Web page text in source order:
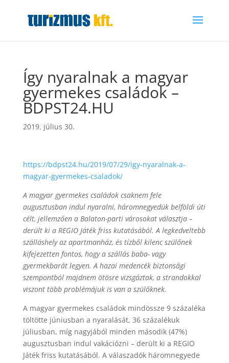
Így nyaralnak a magyar
gyermekes családok –
BDPST24.HU
2019. július 30.
https://bdpst24.hu/2019/07/29/igy-nyaralnak-a-
magyar-gyermekes-csaladok/
A magyar gyermekes családok csaknem fele
augusztusban indul nyaralni, háromnegyedük belföldi úti
célt, jellemzően a Balaton-parti városokat választja –
derült ki a REGIO Játék friss kutatásából. A legkedveltebb
szálláshely az apartmanház, és tízből kilenc szülőnek
kifejezetten fontos, hogy a szállás baba- vagy
gyermekbarát legyen. A hazai medencék biztonsági
szempontból majdnem ötösre vizsgáztak, a strandokkal
viszont több problémájuk is van a szülőknek.
A magyar gyermekes családok mindössze 9 százaléka
töltötte júniusban a nyaralását, 36 százalékuk
júliusban, míg nagyjából minden második (47%)
augusztusban indul vakációzni – derült ki a REGIO
Játék friss kutatásából. A válaszadók háromnegyede